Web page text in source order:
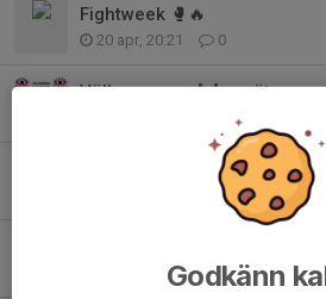
Fightweek 🥊🔥
20 apr, 20:21 0
Välkommen på årsmöte
Fakturor och Flaskor
0
21 nov 2025 0
Godkänn